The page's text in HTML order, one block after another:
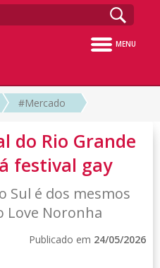
MENU
#Mercado
do Rio Grande
festival gay
Sul é dos mesmos
Love Noronha
Publicado em 24/05/2026